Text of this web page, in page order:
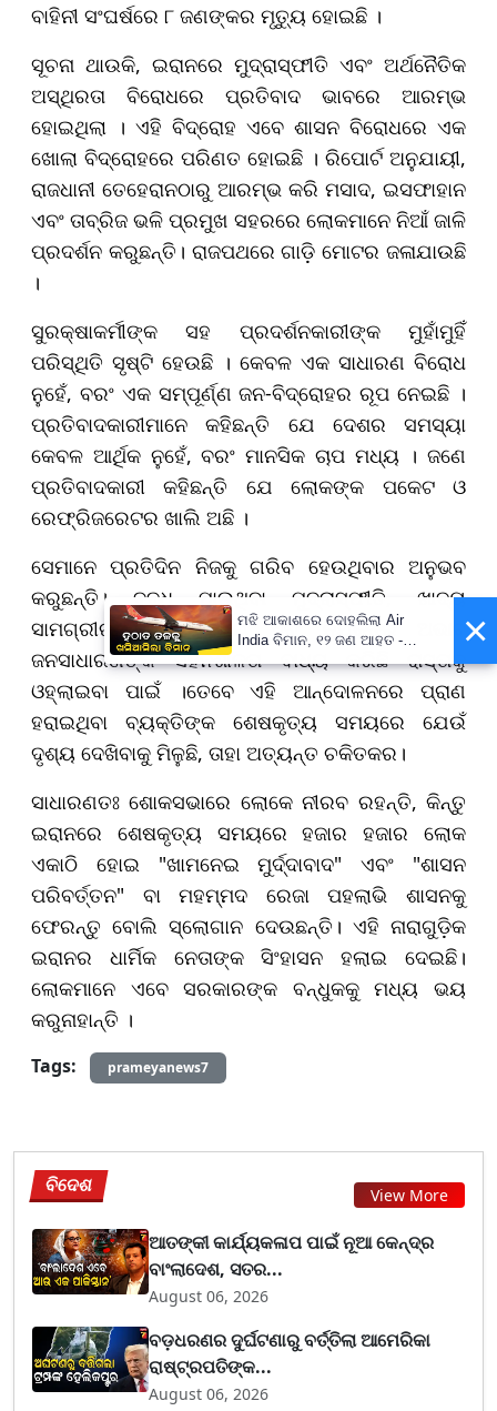
ବାହିନୀ ସଂଘର୍ଷରେ ୮ ଜଣଙ୍କର ମୃତ୍ୟୁ ହୋଇଛି ।
ସୂଚନା ଥାଉକି, ଇରାନରେ ମୁଦ୍ରାସ୍ଫୀତି ଏବଂ ଅର୍ଥନୈତିକ
ଅସ୍ଥିରତା ବିରୋଧରେ ପ୍ରତିବାଦ ଭାବରେ ଆରମ୍ଭ
ହୋଇଥିଲା । ଏହି ବିଦ୍ରୋହ ଏବେ ଶାସନ ବିରୋଧରେ ଏକ
ଖୋଲା ବିଦ୍ରୋହରେ ପରିଣତ ହୋଇଛି । ରିପୋର୍ଟ ଅନୁଯାୟୀ,
ରାଜଧାନୀ ତେହେରାନଠାରୁ ଆରମ୍ଭ କରି ମସାଦ, ଇସଫାହାନ
ଏବଂ ତାବ୍ରିଜ ଭଳି ପ୍ରମୁଖ ସହରରେ ଲୋକମାନେ ନିଆଁ ଜାଳି
ପ୍ରଦର୍ଶନ କରୁଛନ୍ତି। ରାଜପଥରେ ଗାଡ଼ି ମୋଟର ଜଳାଯାଉଛି
।
ସୁରକ୍ଷାକର୍ମୀଙ୍କ ସହ ପ୍ରଦର୍ଶନକାରୀଙ୍କ ମୁହାଁମୁହିଁ
ପରିସ୍ଥିତି ସୃଷ୍ଟି ହେଉଛି । କେବଳ ଏକ ସାଧାରଣ ବିରୋଧ
ନୁହେଁ, ବରଂ ଏକ ସମ୍ପୂର୍ଣ୍ଣ ଜନ-ବିଦ୍ରୋହର ରୂପ ନେଇଛି ।
ପ୍ରତିବାଦକାରୀମାନେ କହିଛନ୍ତି ଯେ ଦେଶର ସମସ୍ୟା
କେବଳ ଆର୍ଥିକ ନୁହେଁ, ବରଂ ମାନସିକ ଚାପ ମଧ୍ୟ । ଜଣେ
ପ୍ରତିବାଦକାରୀ କହିଛନ୍ତି ଯେ ଲୋକଙ୍କ ପକେଟ ଓ
ରେଫ୍ରିଜରେଟର ଖାଲି ଅଛି ।
ସେମାନେ ପ୍ରତିଦିନ ନିଜକୁ ଗରିବ ହେଉଥିବାର ଅନୁଭବ
କରୁଛନ୍ତି। ବୃଦ୍ଧି ପାଉଥିବା ମୁଦ୍ରାସ୍ଫୀତି, ଖାଦ୍ୟ
ସାମଗ୍ରୀର ଉଚ୍ଚ ମୂଲ୍ୟ ଏବଂ ନିଯୁକ୍ତିର ଅଭାବ
ଜନସାଧାରଣଙ୍କ ସହନଶୀଳତା ବାଧ୍ୟ କରିଛି ରାସ୍ତାକୁ
ଓହ୍ଲାଇବା ପାଇଁ ।ତେବେ ଏହି ଆନ୍ଦୋଳନରେ ପ୍ରାଣ
ହରାଇଥିବା ବ୍ୟକ୍ତିଙ୍କ ଶେଷକୃତ୍ୟ ସମୟରେ ଯେଉଁ
ଦୃଶ୍ୟ ଦେଖିବାକୁ ମିଳୁଛି, ତାହା ଅତ୍ୟନ୍ତ ଚକିତକର।
ସାଧାରଣତଃ ଶୋକସଭାରେ ଲୋକେ ନୀରବ ରହନ୍ତି, କିନ୍ତୁ
ଇରାନରେ ଶେଷକୃତ୍ୟ ସମୟରେ ହଜାର ହଜାର ଲୋକ
ଏକାଠି ହୋଇ "ଖାମନେଇ ମୁର୍ଦ୍ଦାବାଦ" ଏବଂ "ଶାସନ
ପରିବର୍ତ୍ତନ" ବା ମହମ୍ମଦ ରେଜା ପହଲାଭି ଶାସନକୁ
ଫେରନ୍ତୁ ବୋଲି ସ୍ଲୋଗାନ ଦେଉଛନ୍ତି। ଏହି ନାରାଗୁଡ଼ିକ
ଇରାନର ଧାର୍ମିକ ନେତାଙ୍କ ସିଂହାସନ ହଲାଇ ଦେଇଛି।
ଲୋକମାନେ ଏବେ ସରକାରଙ୍କ ବନ୍ଧୁକକୁ ମଧ୍ୟ ଭୟ
କରୁନାହାନ୍ତି ।
Tags: prameyanews7
ବିଦେଶ View More
ଆତଙ୍କୀ କାର୍ଯ୍ୟକଳାପ ପାଇଁ ନୂଆ କେନ୍ଦ୍ର
ବାଂଲାଦେଶ, ସତର...
August 06, 2026
ବଡ଼ଧରଣର ଦୁର୍ଘଟଣାରୁ ବର୍ତ୍ତିଲା ଆମେରିକା
ରାଷ୍ଟ୍ରପତିଙ୍କ...
August 06, 2026
×
ମଝି ଆକାଶରେ ଦୋହଲିଲା Air
India ବିମାନ, ୧୨ ଜଣ ଆହତ -